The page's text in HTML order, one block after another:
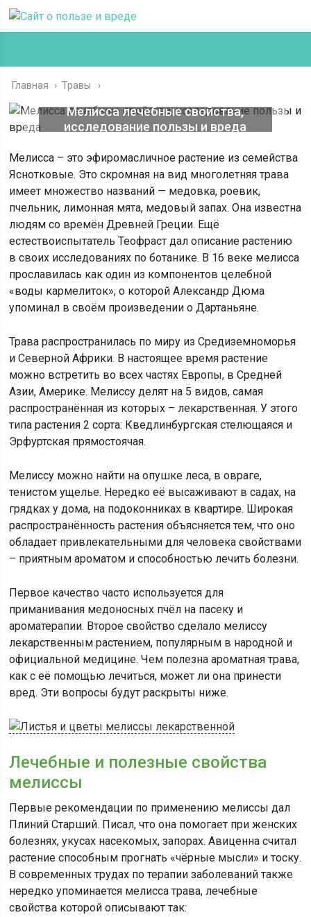
Главная › Травы
Мелисса лечебные свойства,
исследование пользы и вреда
Мелисса – это эфиромасличное растение из семейства
Яснотковые. Это скромная на вид многолетняя трава
имеет множество названий — медовка, роевик,
пчельник, лимонная мята, медовый запах. Она известна
людям со времён Древней Греции. Ещё
естествоиспытатель Теофраст дал описание растению
в своих исследованиях по ботанике. В 16 веке мелисса
прославилась как один из компонентов целебной
«воды кармелиток», о которой Александр Дюма
упоминал в своём произведении о Дартаньяне.
Трава распространилась по миру из Средиземноморья
и Северной Африки. В настоящее время растение
можно встретить во всех частях Европы, в Средней
Азии, Америке. Мелиссу делят на 5 видов, самая
распространённая из которых – лекарственная. У этого
типа растения 2 сорта: Кведлинбургская стелющаяся и
Эрфуртская прямостоячая.
Мелиссу можно найти на опушке леса, в овраге,
тенистом ущелье. Нередко её высаживают в садах, на
грядках у дома, на подоконниках в квартире. Широкая
распространённость растения объясняется тем, что оно
обладает привлекательными для человека свойствами
– приятным ароматом и способностью лечить болезни.
Первое качество часто используется для
приманивания медоносных пчёл на пасеку и
ароматерапии. Второе свойство сделало мелиссу
лекарственным растением, популярным в народной и
официальной медицине. Чем полезна ароматная трава,
как с её помощью лечиться, может ли она принести
вред. Эти вопросы будут раскрыты ниже.
Лечебные и полезные свойства
мелиссы
Первые рекомендации по применению мелиссы дал
Плиний Старший. Писал, что она помогает при женских
болезнях, укусах насекомых, запорах. Авиценна считал
растение способным прогнать «чёрные мысли» и тоску.
В современных трудах по терапии заболеваний также
нередко упоминается мелисса трава, лечебные
свойства которой описывают так: